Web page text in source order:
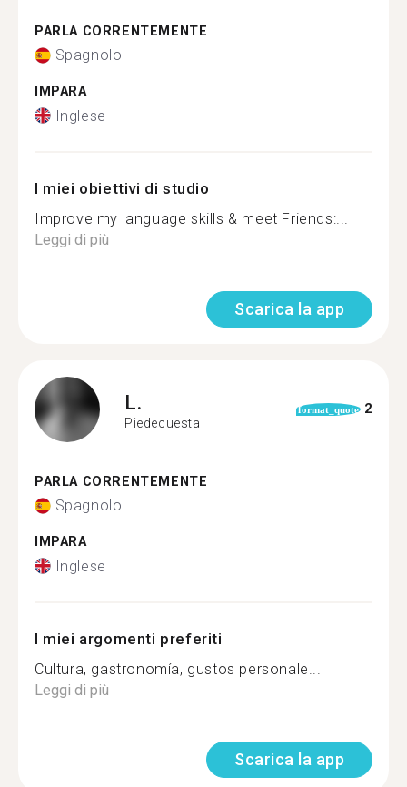
PARLA CORRENTEMENTE
Spagnolo
IMPARA
Inglese
I miei obiettivi di studio
Improve my language skills & meet Friends:...
Leggi di più
Scarica la app
L.
Piedecuesta
format_quote 2
PARLA CORRENTEMENTE
Spagnolo
IMPARA
Inglese
I miei argomenti preferiti
Cultura, gastronomía, gustos personale...
Leggi di più
Scarica la app